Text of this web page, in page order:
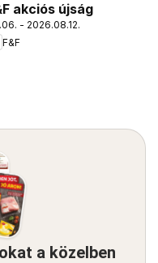
akciós újság
- 2026.08.12.
F&F
a közelben